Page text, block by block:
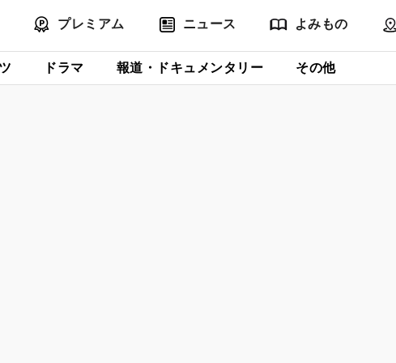
プレミアム ニュース よみもの
ドラマ 報道・ドキュメンタリー その他